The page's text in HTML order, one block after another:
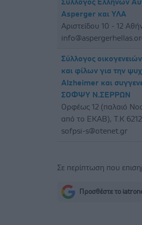
Σύλλογος Ελλήνων
Asperger και ΥΛΑ
Αριστείδου 10 - 12
Σύλλογος
και φίλων για την
Alzheimer και
ΣΟΦΨΥ Ν.ΣΕΡΡΩΝ
Ορφέως 12 (παλαιό
από το ΕΚΑΒ), Τ.Κ
sofpsi-s@otenet.gr
Σε περίπτωση που
Προσθέστε το